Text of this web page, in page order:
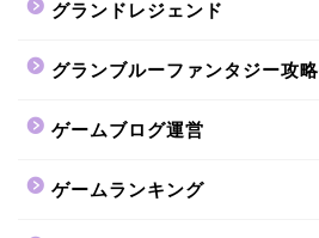
グランドレジェンド
グランブルーファンタジー攻略
ゲームブログ運営
ゲームランキング